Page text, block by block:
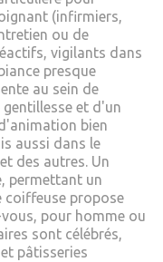
(infirmiers,
ou de
vigilants dans
presque
au sein de
et d'un
bien
aussi dans le
des autres. Un
permettant un
coiffeuse propose
pour homme ou
sont célébrés,
pâtisseries